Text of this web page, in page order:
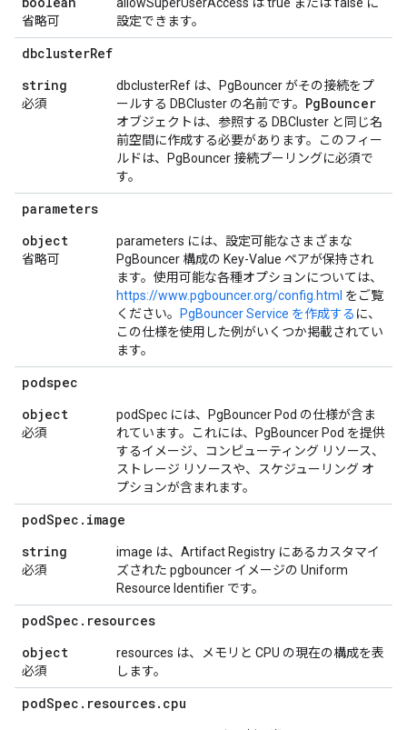
省略可
設定できます。
dbclusterRef
string
必須
dbclusterRef は、PgBouncer がその接続をプ
ールする DBCluster の名前です。 PgBouncer
オブジェクトは、参照する DBCluster と同じ名
前空間に作成する必要があります。このフィー
ルドは、PgBouncer 接続プーリングに必須で
す。
parameters
object
省略可
parameters には、設定可能なさまざまな
PgBouncer 構成の Key-Value ペアが保持され
ます。使用可能な各種オプションについては、
https://www.pgbouncer.org/config.html をご覧
ください。
PgBouncer Service を作成する に、
この仕様を使用した例がいくつか掲載されてい
ます。
podspec
object
必須
podSpec には、PgBouncer Pod の仕様が含ま
れています。これには、PgBouncer Pod を提供
するイメージ、コンピューティング リソース、
ストレージ リソースや、スケジューリング オ
プションが含まれます。
podSpec . image
string
必須
image は、Artifact Registry にあるカスタマイ
ズされた pgbouncer イメージの Uniform
Resource Identifier です。
podSpec . resources
object
必須
resources は、メモリと CPU の現在の構成を表
します。
podSpec . resources. cpu